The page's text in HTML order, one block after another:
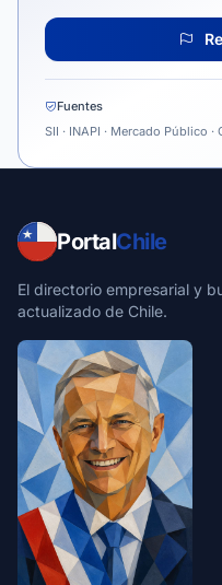
Fuentes
SII · INAPI · Mercado Público ·
PortalChile
El directorio empresarial y
actualizado de Chile.